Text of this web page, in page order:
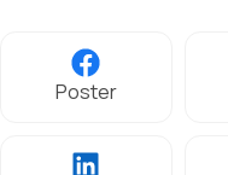
Poster